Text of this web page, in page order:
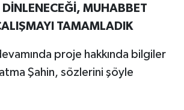
MUHABBET
TAMAMLADIK
proje hakkında bilgiler
Şahin, sözlerini şöyle